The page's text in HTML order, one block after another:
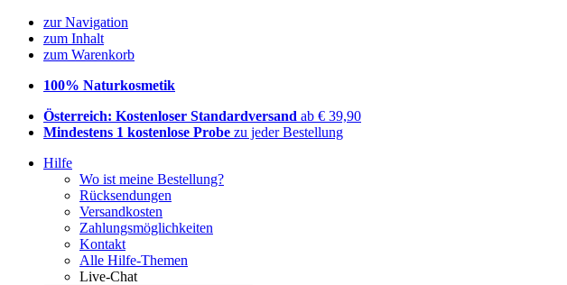
zur Navigation
zum Inhalt
zum Warenkorb
100% Naturkosmetik
Österreich: Kostenloser Standardversand ab € 39,90
Mindestens 1 kostenlose Probe zu jeder Bestellung
Hilfe
Wo ist meine Bestellung?
Rücksendungen
Versandkosten
Zahlungsmöglichkeiten
Kontakt
Alle Hilfe-Themen
Live-Chat